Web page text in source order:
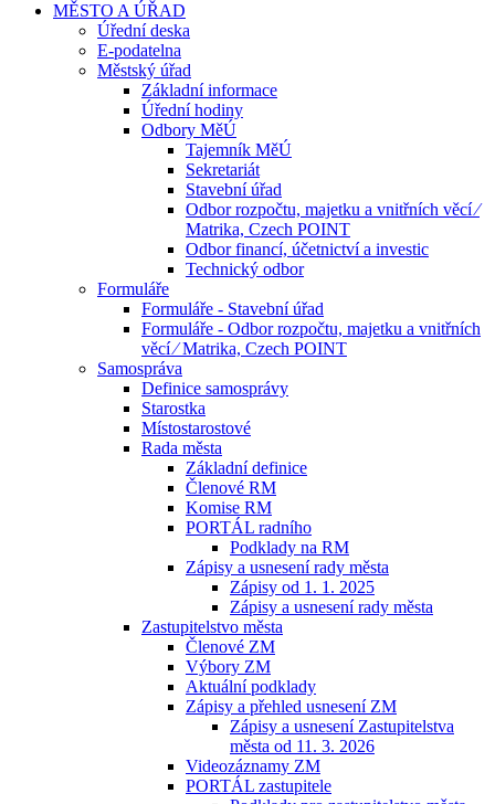
MĚSTO A ÚŘAD
Úřední deska
E-podatelna
Městský úřad
Základní informace
Úřední hodiny
Odbory MěÚ
Tajemník MěÚ
Sekretariát
Stavební úřad
Odbor rozpočtu, majetku a vnitřních věcí ⁄
Matrika, Czech POINT
Odbor financí, účetnictví a investic
Technický odbor
Formuláře
Formuláře - Stavební úřad
Formuláře - Odbor rozpočtu, majetku a vnitřních
věcí ⁄ Matrika, Czech POINT
Samospráva
Definice samosprávy
Starostka
Místostarostové
Rada města
Základní definice
Členové RM
Komise RM
PORTÁL radního
Podklady na RM
Zápisy a usnesení rady města
Zápisy od 1. 1. 2025
Zápisy a usnesení rady města
Zastupitelstvo města
Členové ZM
Výbory ZM
Aktuální podklady
Zápisy a přehled usnesení ZM
Zápisy a usnesení Zastupitelstva
města od 11. 3. 2026
Videozáznamy ZM
PORTÁL zastupitele